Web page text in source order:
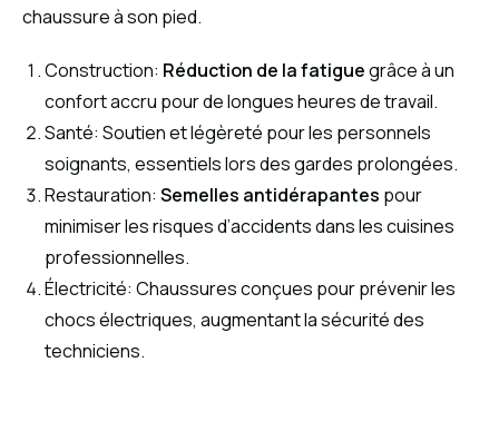
chaussure à son pied.
Construction: Réduction de la fatiguegrâce à un
confort accru pour de longues heures de travail.
Santé: Soutien et légèreté pour les personnels
soignants, essentiels lors des gardes prolongées.
Restauration: Semelles antidérapantes pour
minimiser les risques d’accidents dans les cuisines
professionnelles.
Électricité: Chaussures conçues pour prévenir les
chocs électriques, augmentant la sécurité des
techniciens.